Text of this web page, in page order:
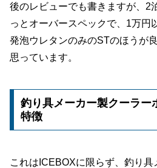
後のレビューでも書きますが、2
っとオーバースペックで、1万円
発泡ウレタンのみのSTのほうが
思っています。
釣り具メーカー製クーラー
特徴
これはICEBOXに限らず、釣り